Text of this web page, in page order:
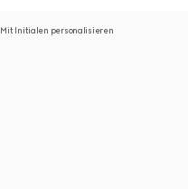
Mit Initialen personalisieren